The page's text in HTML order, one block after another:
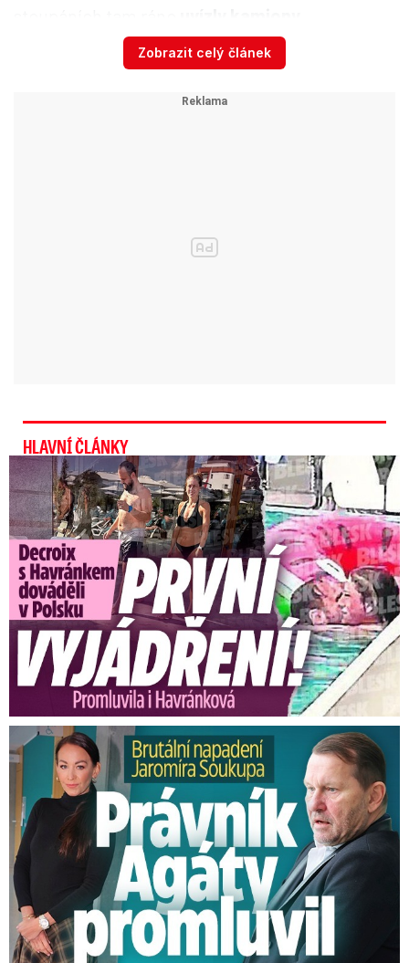
V kraji je oblačno až zataženo, místy fouká slabý
vítr. Teplota se ráno pohybovala od minus čtyř
do minus dvou stupňů Celsia.
Sněžení by mělo doznívat v noci na čtvrtek, kdy
se může objevit i déšť se sněhem.
stoupne nejvýše na plus tři stupně Celsia.
MHD v Brně má až půl hodiny zpoždění
MHD v Brně má dnes ráno problémy kvůli sněhu
a nabírá až půlhodinové zpoždění,upozorňuje
cestující Dopravní podnik města Brna (DPMB).
Na vozovkách v krajském městě komplikuje
dopravu rozbředlý sníh.
Dopravní podnik registruje problémy už od
ranních hodin.„Z důvodu zhoršených
povětrnostních podmínek a sněžení dochází
ke zhoršení průjezdnosti téměř všech
komunikací v celé síti MHD. Dochází k
nepravidelnostem a zpožděním dosahující
deset až 30 minut,“uvedl DPMB na webu.
Řidiče trápí sníh i ledovka. Jak to
vypadá na silnicích kraj po kraji?
Zobrazit celý článek
HLAVNÍ ČLÁNKY
Exministryně s Havránkem dováděli v Polsku: První slova!
Brutální napadení Soukupa. Právník Agáty promluvil